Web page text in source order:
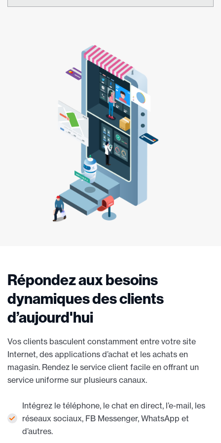
Répondez aux besoins
dynamiques des clients
d’aujourd'hui
Vos clients basculent constamment entre votre site
Internet, des applications d’achat et les achats en
magasin. Rendez le service client facile en offrant un
service uniforme sur plusieurs canaux.
Intégrez le téléphone, le chat en direct, l’e-mail, les
réseaux sociaux, FB Messenger, WhatsApp et
d’autres.